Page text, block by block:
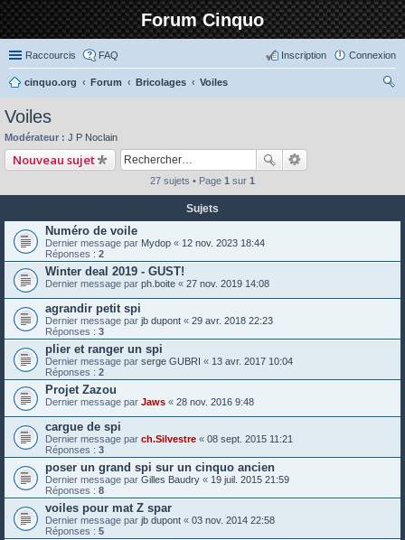
Forum Cinquo
Raccourcis FAQ Connexion
Inscription
cinquo.org Forum Bricolages
Voiles
Voiles
Modérateur : J P Noclain
Nouveau sujet
27 sujets • Page 1 sur 1
Sujets
Numéro de voile
Dernier message par Mydop « 12 nov. 2023 18:44
Réponses : 2
Winter deal 2019 - GUST!
Dernier message par ph.boite « 27 nov. 2019 14:08
agrandir petit spi
Dernier message par jb dupont « 29 avr. 2018 22:23
Réponses : 3
plier et ranger un spi
Dernier message par serge GUBRI « 13 avr. 2017 10:04
Réponses : 2
Projet Zazou
Dernier message par Jaws « 28 nov. 2016 9:48
cargue de spi
Dernier message par ch.Silvestre « 08 sept. 2015 11:21
Réponses : 3
poser un grand spi sur un cinquo ancien
Dernier message par Gilles Baudry « 19 juil. 2015 21:59
Réponses : 8
voiles pour mat Z spar
Dernier message par jb dupont « 03 nov. 2014 22:58
Réponses : 5